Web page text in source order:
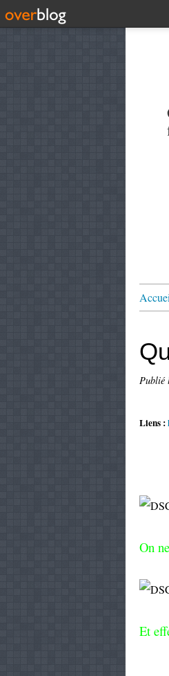
Publié
Liens :
On
Et